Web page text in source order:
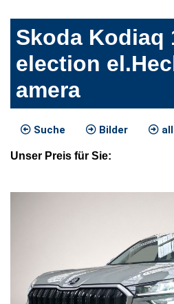
Skoda Kodiaq
election
amera
Suche Bilder
Unser Preis für Sie: